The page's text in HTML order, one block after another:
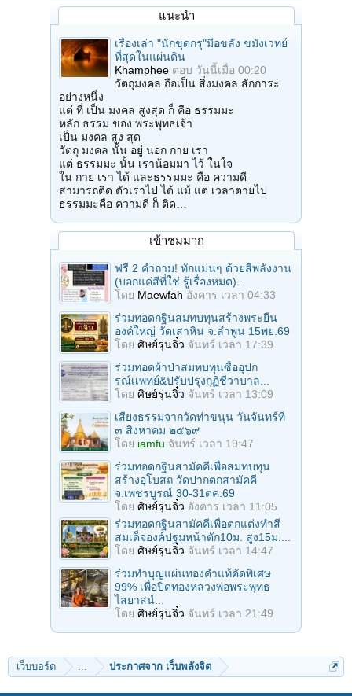
แนะนำ
เรื่องเล่า "นักขุดกรุ"มือขลัง ขมังเวทย์
ที่สุดในแผ่นดิน
Khamphee ตอบ วันนี้เมื่อ 00:20
วัตถุมงคล ถือเป็น สิ่งมงคล สักการะ
อย่างหนึ่ง
แต่ ที่ เป็น มงคล สูงสุด ก็ คือ ธรรมมะ
หลัก ธรรม ของ พระพุทธเจ้า
เป็น มงคล สูง สุด
วัตถุ มงคล นั้น อยู่ นอก กาย เรา
แต่ ธรรมมะ นั้น เราน้อมมา ไว้ ในใจ
ใน กาย เรา ได้ และธรรมมะ คือ ความดี
สามารถติด ตัวเราไป ได้ แม้ แต่ เวลาตายไป
ธรรมมะคือ ความดี ก็ ติด…
เข้าชมมาก
ฟรี 2 คำถาม! ทักแม่นๆ ด้วยสีพลังงาน
(บอกแค่สีที่ใช่ รู้เรื่องหมด)...
โดย Maewfah อังคาร เวลา 04:33
ร่วมทอดกฐินสมทบทุนสร้างพระยืน
องค์ใหญ่ วัดเสาหิน จ.ลําพูน 15พย.69
โดย ศิษย์รุ่นจิ๋ว จันทร์ เวลา 17:39
ร่วมทอดผ้าป่าสมทบทุนซื้ออุปก
รณ์เเพทย์&ปรับปรุงกุฏิชีวาบาล...
โดย ศิษย์รุ่นจิ๋ว จันทร์ เวลา 13:09
เสียงธรรมจากวัดท่าขนุน วันจันทร์ที่
๓ สิงหาคม ๒๕๖๙
โดย iamfu จันทร์ เวลา 19:47
ร่วมทอดกฐินสามัคคีเพื่อสมทบทุน
สร้างอุโบสถ วัดปากตกสามัคคี
จ.เพชรบูรณ์ 30-31ตค.69
โดย ศิษย์รุ่นจิ๋ว อังคาร เวลา 11:05
ร่วมทอดกฐินสามัคคีเพื่อตกแต่งทำสี
สมเด็จองค์ปฐมหน้าตัก10ม. สูง15ม....
โดย ศิษย์รุ่นจิ๋ว จันทร์ เวลา 14:47
ร่วมทําบุญแผ่นทองคำแท้คัดพิเศษ
99% เพื่อปิดทองหลวงพ่อพระพุทธ
ไสยาสน์...
โดย ศิษย์รุ่นจิ๋ว จันทร์ เวลา 21:49
เว็บบอร์ด ประกาศจาก เว็บพลังจิต